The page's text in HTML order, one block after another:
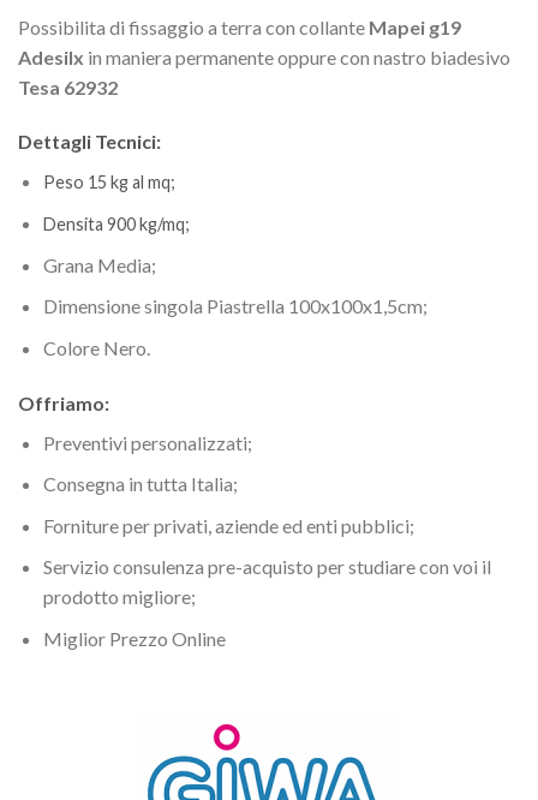
Possibilita di fissaggio a terra con collante Mapei g19
Adesilx in maniera permanente oppure con nastro biadesivo
Tesa 62932
Dettagli Tecnici:
Peso 15 kg al mq;
Densita 900 kg/mq;
Grana Media;
Dimensione singola Piastrella 100x100x1,5cm;
Colore Nero.
Offriamo:
Preventivi personalizzati;
Consegna in tutta Italia;
Forniture per privati, aziende ed enti pubblici;
Servizio consulenza pre-acquisto per studiare con voi il
prodotto migliore;
Miglior Prezzo Online